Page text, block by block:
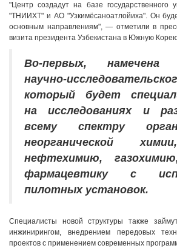
"Центр создадут на базе государственного
"ТНИИХТ" и АО "Узкимёсаноатлойиха". Он
основным направлениям", — отметили в
визита президента Узбекистана в Южную
Во-первых, намечена
научно-
который будет
на исследованиях и
всему спектру
неорганической
нефтехимию,
фармацевтику с
пилотных установок.
Специалисты новой структуры также
инжинирингом, внедрением передовых
проектов с применением современных